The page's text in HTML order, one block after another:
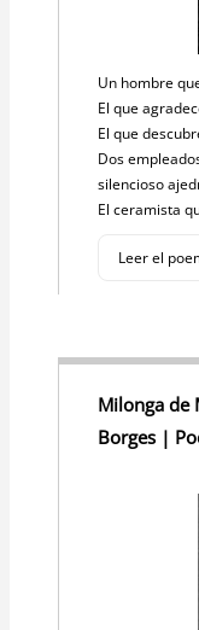
Un hombre
El que
El que
Dos
silencioso
El ceramista
Leer el
Milonga de
Borges |